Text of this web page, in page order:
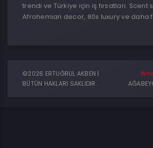
trendi ve Türkiye için iş fırsatları. Scent
Afrohemian decor, 80s luxury ve daha
©2026 ERTUĞRUL AKBEN |
BÜTÜN HAKLARI SAKLIDIR.